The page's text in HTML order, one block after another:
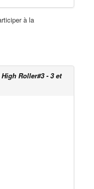
à la
High Roller#3 - 3 et